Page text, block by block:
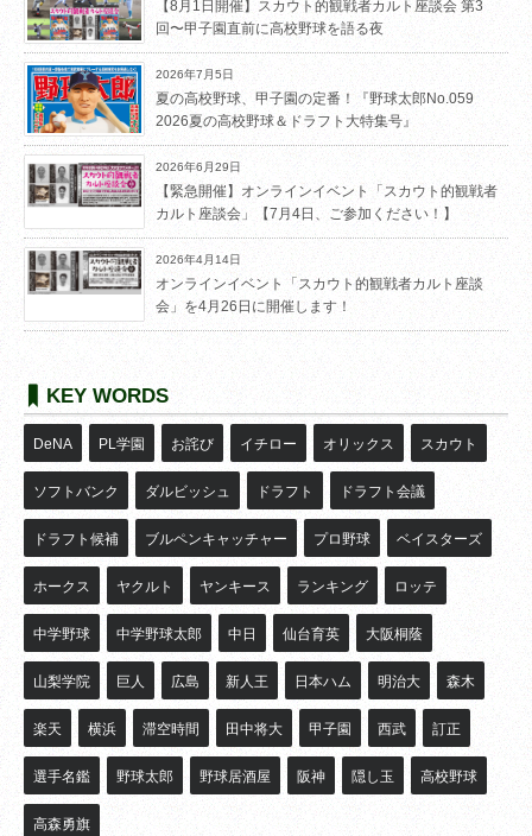
【8月1日開催】スカウト的観戦者カルト座談会 第3
回〜甲子園直前に高校野球を語る夜
2026年7月5日
夏の高校野球、甲子園の定番！『野球太郎No.059
2026夏の高校野球＆ドラフト大特集号』
2026年6月29日
【緊急開催】オンラインイベント「スカウト的観戦者
カルト座談会」【7月4日、ご参加ください！】
2026年4月14日
オンラインイベント「スカウト的観戦者カルト座談
会」を4月26日に開催します！
KEY WORDS
DeNA PL学園 お詫び イチロー オリックス スカウト
ソフトバンク ダルビッシュ ドラフト ドラフト会議
ドラフト候補 ブルペンキャッチャー プロ野球 ベイスターズ
ホークス ヤクルト ヤンキース ランキング ロッテ
中学野球 中学野球太郎 中日 仙台育英 大阪桐蔭
山梨学院 巨人 広島 新人王 日本ハム 明治大 森木
楽天 横浜 滞空時間 田中将大 甲子園 西武 訂正
選手名鑑 野球太郎 野球居酒屋 阪神 隠し玉 高校野球
高森勇旗